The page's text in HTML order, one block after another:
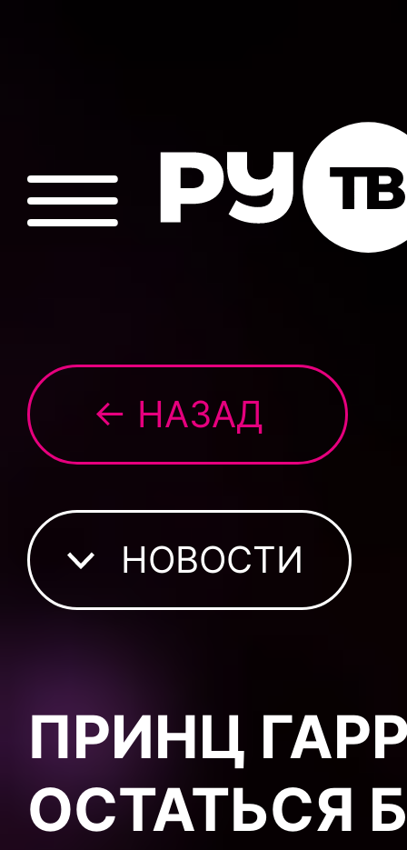
← НАЗАД
НОВОСТИ
ПРИНЦ
ОСТАТЬСЯ